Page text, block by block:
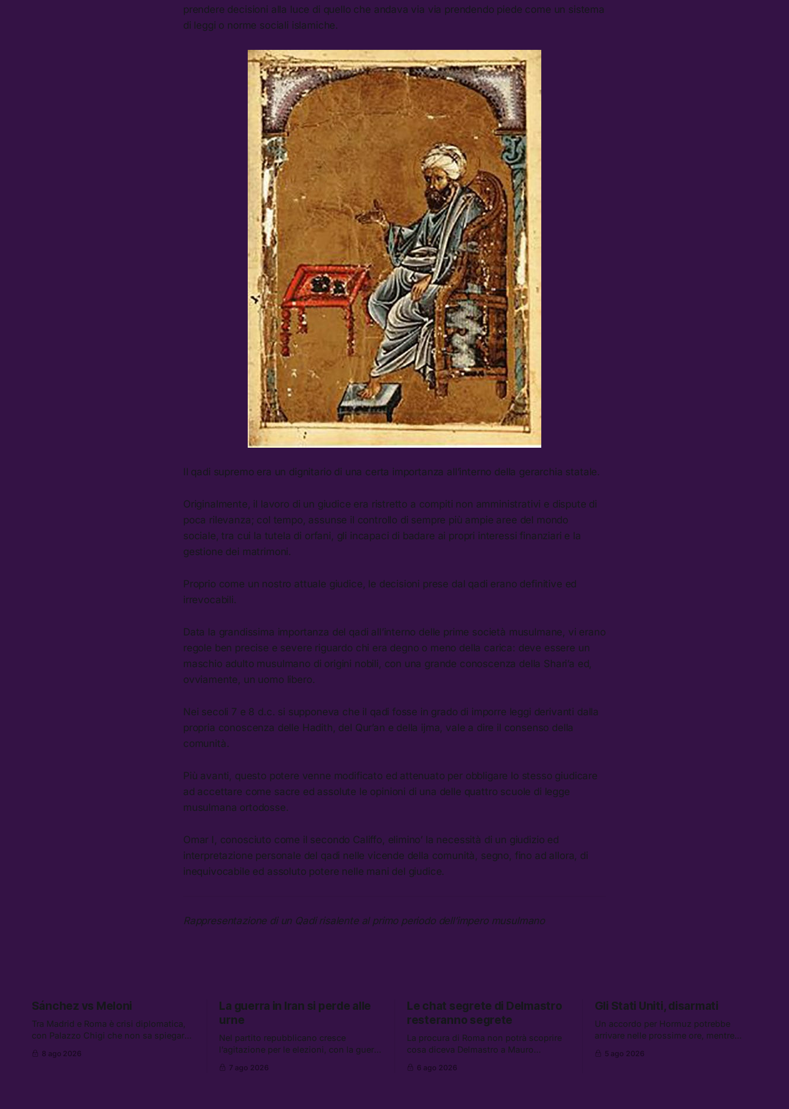
prendere decisioni alla luce di quello che andava via via prendendo piede come un sistema
di leggi o norme sociali islamiche.
Il qadi supremo era un dignitario di una certa importanza all’interno della gerarchia statale.
Originalmente, il lavoro di un giudice era ristretto a compiti non amministrativi e dispute di
poca rilevanza; col tempo, assunse il controllo di sempre più ampie aree del mondo
sociale, tra cui la tutela di orfani, gli incapaci di badare ai propri interessi finanziari e la
gestione dei matrimoni.
Proprio come un nostro attuale giudice, le decisioni prese dal qadi erano definitive ed
irrevocabili.
Data la grandissima importanza del qadi all’interno delle prime società musulmane, vi erano
regole ben precise e severe riguardo chi era degno o meno della carica: deve essere un
maschio adulto musulmano di origini nobili, con una grande conoscenza della Shari’a ed,
ovviamente, un uomo libero.
Nei secoli 7 e 8 d.c. si supponeva che il qadi fosse in grado di imporre leggi derivanti dalla
propria conoscenza delle Hadith, del Qur’an e della ijma, vale a dire il consenso della
comunità.
Più avanti, questo potere venne modificato ed attenuato per obbligare lo stesso giudicare
ad accettare come sacre ed assolute le opinioni di una delle quattro scuole di legge
musulmana ortodosse.
Omar I, conosciuto come il secondo Califfo, elimino’ la necessità di un giudizio ed
interpretazione personale del qadi nelle vicende della comunità, segno, fino ad allora, di
inequivocabile ed assoluto potere nelle mani del giudice.
Rappresentazione di un Qadi risalente al primo periodo dell’impero musulmano
Sánchez vs Meloni
Tra Madrid e Roma è crisi diplomatica,
con Palazzo Chigi che non sa spiegare
sospensione di Schengen. Tra le altre
8 ago 2026
La guerra in Iran si perde alle
urne
Nel partito repubblicano cresce
l’agitazione per le elezioni, con la guerra
le altre notizie: due alti dirigenti del
7 ago 2026
Le chat segrete di Delmastro
resteranno segrete
La procura di Roma non potrà scoprire
cosa diceva Delmastro a Mauro
clan Senese. Tra le altre notizie: le IDF
6 ago 2026
Gli Stati Uniti, disarmati
Un accordo per Hormuz potrebbe
arrivare nelle prossime ore, mentre
gli Stati Uniti come disarmati. Tra le
5 ago 2026